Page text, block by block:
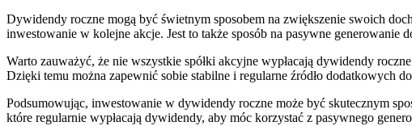
Dywidendy roczne mogą być świetnym sposobem ⁤na⁢ zwiększenie swoich
inwestowanie ‍w kolejne ‍akcje. Jest to także sposób na pasywne
Warto⁤ zauważyć, że ‌nie wszystkie‌ spółki akcyjne wypłacają dywidendy
Dzięki temu można zapewnić sobie stabilne i regularne ⁢źródło dodatkowych
Podsumowując,⁤ inwestowanie w dywidendy​ roczne ⁣może być skutecznym
które regularnie wypłacają dywidendy,‌ aby móc korzystać z ⁢pasywnego